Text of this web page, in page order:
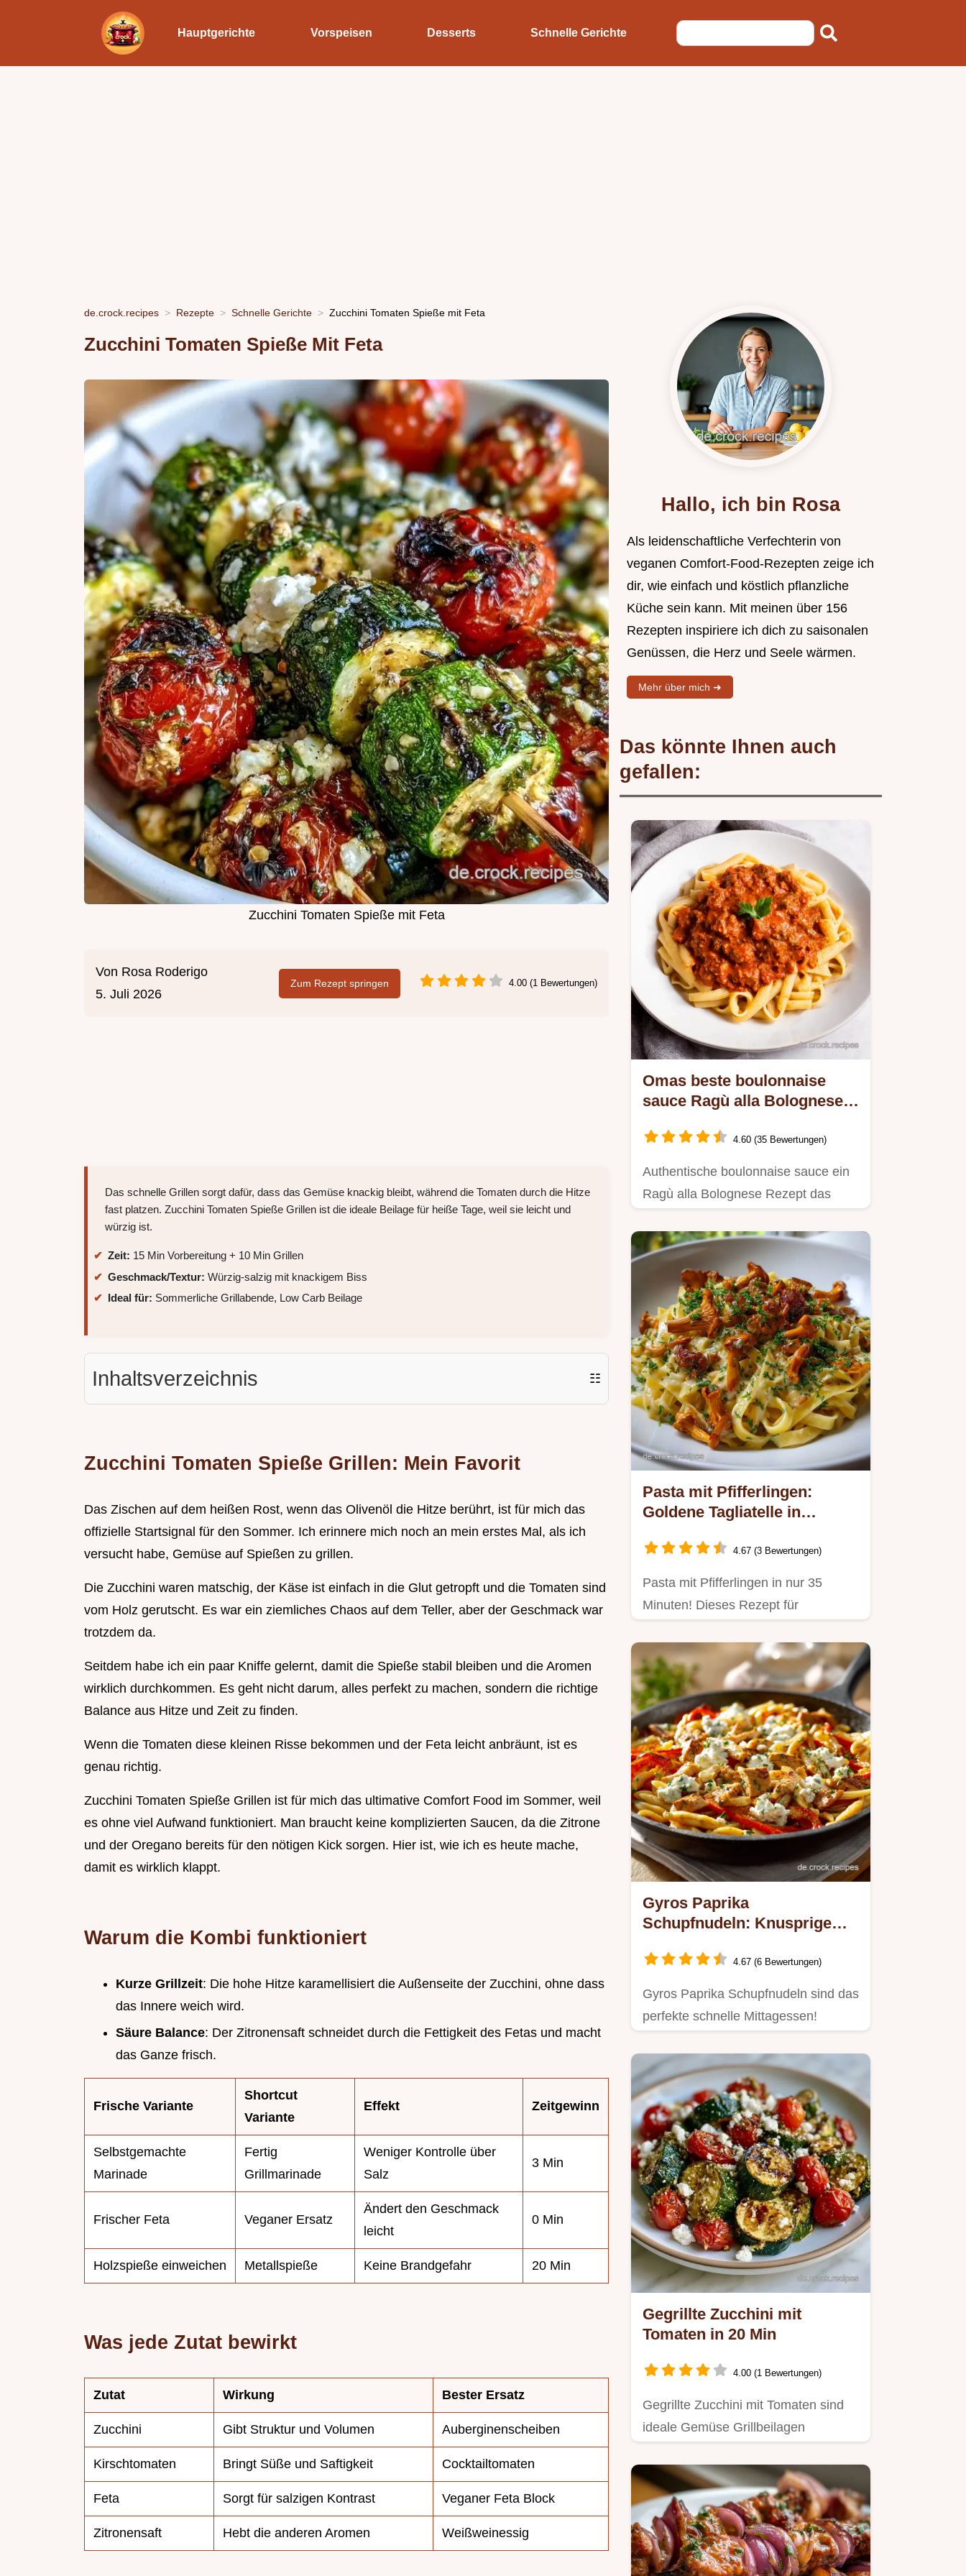
Hauptgerichte Vorspeisen Desserts Schnelle Gerichte
de.crock.recipes Rezepte Schnelle Gerichte Zucchini Tomaten Spieße mit Feta
Zucchini Tomaten Spieße Mit Feta
Zucchini Tomaten Spieße mit Feta
Von Rosa Roderigo
5. Juli 2026
Zum Rezept springen 4.00 (1 Bewertungen)
Das schnelle Grillen sorgt dafür, dass das Gemüse knackig bleibt, während die Tomaten durch die Hitze
fast platzen. Zucchini Tomaten Spieße Grillen ist die ideale Beilage für heiße Tage, weil sie leicht und
würzig ist.
Zeit: 15 Min Vorbereitung + 10 Min Grillen
Geschmack/Textur: Würzig-salzig mit knackigem Biss
Ideal für: Sommerliche Grillabende, Low Carb Beilage
Inhaltsverzeichnis ☷
Zucchini Tomaten Spieße Grillen: Mein Favorit
Das Zischen auf dem heißen Rost, wenn das Olivenöl die Hitze berührt, ist für mich das
offizielle Startsignal für den Sommer. Ich erinnere mich noch an mein erstes Mal, als ich
versucht habe, Gemüse auf Spießen zu grillen.
Die Zucchini waren matschig, der Käse ist einfach in die Glut getropft und die Tomaten sind
vom Holz gerutscht. Es war ein ziemliches Chaos auf dem Teller, aber der Geschmack war
trotzdem da.
Seitdem habe ich ein paar Kniffe gelernt, damit die Spieße stabil bleiben und die Aromen
wirklich durchkommen. Es geht nicht darum, alles perfekt zu machen, sondern die richtige
Balance aus Hitze und Zeit zu finden.
Wenn die Tomaten diese kleinen Risse bekommen und der Feta leicht anbräunt, ist es
genau richtig.
Zucchini Tomaten Spieße Grillen ist für mich das ultimative Comfort Food im Sommer, weil
es ohne viel Aufwand funktioniert. Man braucht keine komplizierten Saucen, da die Zitrone
und der Oregano bereits für den nötigen Kick sorgen. Hier ist, wie ich es heute mache,
damit es wirklich klappt.
Warum die Kombi funktioniert
Kurze Grillzeit: Die hohe Hitze karamellisiert die Außenseite der Zucchini, ohne dass
das Innere weich wird.
Säure Balance: Der Zitronensaft schneidet durch die Fettigkeit des Fetas und macht
das Ganze frisch.
Frische Variante
Shortcut
Variante
Effekt Zeitgewinn
Selbstgemachte
Marinade
Fertig
Grillmarinade
Weniger Kontrolle über
Salz
3 Min
Frischer Feta Veganer Ersatz
Ändert den Geschmack
leicht
0 Min
Holzspieße einweichen Metallspieße Keine Brandgefahr 20 Min
Was jede Zutat bewirkt
Zutat Wirkung Bester Ersatz
Zucchini Gibt Struktur und Volumen Auberginenscheiben
Kirschtomaten Bringt Süße und Saftigkeit Cocktailtomaten
Feta Sorgt für salzigen Kontrast Veganer Feta Block
Zitronensaft Hebt die anderen Aromen Weißweinessig
Hallo, ich bin Rosa
Als leidenschaftliche Verfechterin von
veganen Comfort-Food-Rezepten zeige ich
dir, wie einfach und köstlich pflanzliche
Küche sein kann. Mit meinen über 156
Rezepten inspiriere ich dich zu saisonalen
Genüssen, die Herz und Seele wärmen.
Mehr über mich ➜
Das könnte Ihnen auch
gefallen:
Omas beste boulonnaise
sauce Ragù alla Bolognese
4.60 (35 Bewertungen)
Authentische boulonnaise sauce ein
Ragù alla Bolognese Rezept das
Pasta mit Pfifferlingen:
Goldene Tagliatelle in
4.67 (3 Bewertungen)
Pasta mit Pfifferlingen in nur 35
Minuten! Dieses Rezept für
Gyros Paprika
Schupfnudeln: Knusprige
Sauce
4.67 (6 Bewertungen)
Gyros Paprika Schupfnudeln sind das
perfekte schnelle Mittagessen!
Gegrillte Zucchini mit
Tomaten in 20 Min
4.00 (1 Bewertungen)
Gegrillte Zucchini mit Tomaten sind
ideale Gemüse Grillbeilagen